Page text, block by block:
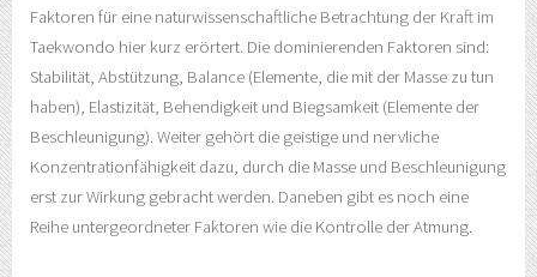
Faktoren für eine naturwissenschaftliche Betrachtung der Kraft im
Taekwondo hier kurz erörtert. Die dominierenden Faktoren sind:
Stabilität, Abstützung, Balance (Elemente, die mit der Masse zu tun
haben), Elastizität, Behendigkeit und Biegsamkeit (Elemente der
Beschleunigung). Weiter gehört die geistige und nervliche
Konzentrationfähigkeit dazu, durch die Masse und Beschleunigung
erst zur Wirkung gebracht werden. Daneben gibt es noch eine
Reihe untergeordneter Faktoren wie die Kontrolle der Atmung.